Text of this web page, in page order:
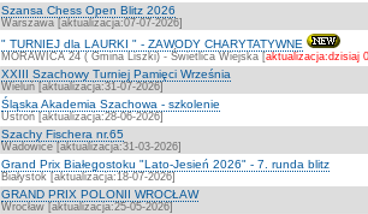
Szansa Chess Open Blitz 2026
Warszawa [aktualizacja:07-07-2026]
" TURNIEJ dla LAURKI " - ZAWODY CHARYTATYWNE
MORAWICA 24 ( Gmina Liszki) - Świetlica Wiejska [aktualizacja:dzisiaj
XXIII Szachowy Turniej Pamięci Września
Wieluń [aktualizacja:31-07-2026]
Śląska Akademia Szachowa - szkolenie
Ustroń [aktualizacja:28-06-2026]
Szachy Fischera nr.65
Wadowice [aktualizacja:31-03-2026]
Grand Prix Białegostoku "Lato-Jesień 2026" - 7. runda blitz
Białystok [aktualizacja:18-07-2026]
GRAND PRIX POLONII WROCŁAW
Wrocław [aktualizacja:25-05-2026]